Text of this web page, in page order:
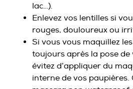
lac…).
Enlevez vos lentilles si
rouges, douloureux ou
Si vous vous maquillez
toujours après la pose de
évitez d’appliquer du
interne de vos paupières.